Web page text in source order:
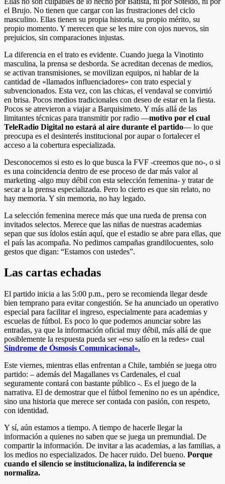
el Brujo. No tienen que cargar con las frustraciones del ciclo
masculino. Ellas tienen su propia historia, su propio mérito, su
propio momento. Y merecen que se les mire con ojos nuevos, sin
prejuicios, sin comparaciones injustas.
La diferencia en el trato es evidente. Cuando juega la Vinotinto
masculina, la prensa se desborda. Se acreditan decenas de medios,
se activan transmisiones, se movilizan equipos, ni hablar de la
cantidad de «llamados influenciadores» con trato especial y
subvencionados. Esta vez, con las chicas, el vendaval se convirtió
en brisa. Pocos medios tradicionales con deseo de estar en la fiesta.
Pocos se atrevieron a viajar a Barquisimeto. Y más allá de las
limitantes técnicas para transmitir por radio —motivo por el cual
TeleRadio Digital no estará al aire durante el partido— lo que
preocupa es el desinterés institucional por aupar o fortalecer el
acceso a la cobertura especializada.
Desconocemos si esto es lo que busca la FVF -creemos que no-, o si
es una coincidencia dentro de ese proceso de dar más valor al
marketing -algo muy débil con esta selección femenina- y tratar de
secar a la prensa especializada. Pero lo cierto es que sin relato, no
hay memoria. Y sin memoria, no hay legado.
La selección femenina merece más que una rueda de prensa con
invitados selectos. Merece que las niñas de nuestras academias
sepan que sus ídolos están aquí, que el estadio se abre para ellas, que
el país las acompaña. No pedimos campañas grandilocuentes, solo
gestos que digan: “Estamos con ustedes”.
Las cartas echadas
El partido inicia a las 5:00 p.m., pero se recomienda llegar desde
bien temprano para evitar congestión. Se ha anunciado un operativo
especial para facilitar el ingreso, especialmente para academias y
escuelas de fútbol. Es poco lo que podemos anunciar sobre las
entradas, ya que la información oficial muy débil, más allá de que
posiblemente la respuesta pueda ser «eso salío en la redes» cual
Síndrome de Ósmosis Comunicacional».
Este viernes, mientras ellas enfrentan a Chile, también se juega otro
partido: – además del Magallanes vs Cardenales, el cual
seguramente contará con bastante público -. Es el juego de la
narrativa. El de demostrar que el fútbol femenino no es un apéndice,
sino una historia que merece ser contada con pasión, con respeto,
con identidad.
Y sí, aún estamos a tiempo. A tiempo de hacerle llegar la
información a quienes no saben que se juega un premundial. De
compartir la información. De invitar a las academias, a las familias, a
los medios no especializados. De hacer ruido. Del bueno. Porque
cuando el silencio se institucionaliza, la indiferencia se
normaliza.